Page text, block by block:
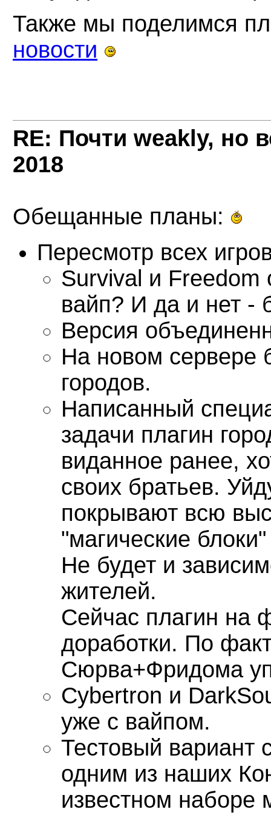
Также мы поделимся
новости
RE: Почти weakly, но
2018
Обещанные планы:
Пересмотр всех
Survival и Freedom
вайп? И да и нет -
Версия
На новом сервере
городов.
Написанный
задачи плагин
виданное ранее,
своих братьев.
покрывают всю
"магические
Не будет и
жителей.
Сейчас плагин на
доработки. По
Сюрва+Фридома
Cybertron и
уже с вайпом.
Тестовый вариант
одним из наших
известном наборе